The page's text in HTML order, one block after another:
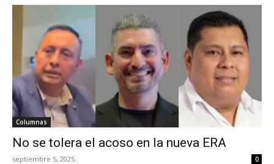
Columnas
No se tolera el acoso en la nueva ERA
septiembre 5, 2025 0